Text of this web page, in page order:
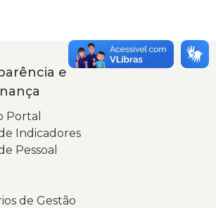
e
Portal
Indicadores
Pessoal
de Gestão